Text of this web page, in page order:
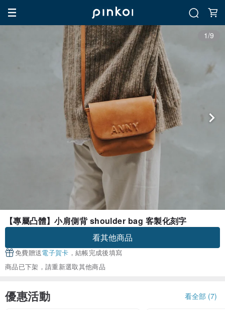
1/9
【專屬凸體】小肩側背 shoulder bag 客製化刻字
看其他商品
免費贈送電子賀卡 ，結帳完成後填寫
商品已下架，請重新選取其他商品
優惠活動 看全部 (7)